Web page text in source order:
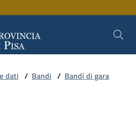
dati / Bandi / Bandi di gara